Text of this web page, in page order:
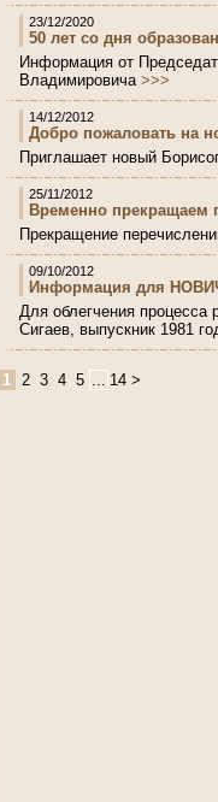
23/12/2020
50 лет со дня
Информация от
Владимировича >>>
14/12/2012
Добро пожаловать на
Приглашает новый
25/11/2012
Временно прекращаем
Прекращение
09/10/2012
Информация для
Для облегчения процесса
Сигаев, выпускник 1981
1 2 3 4 5 14 >